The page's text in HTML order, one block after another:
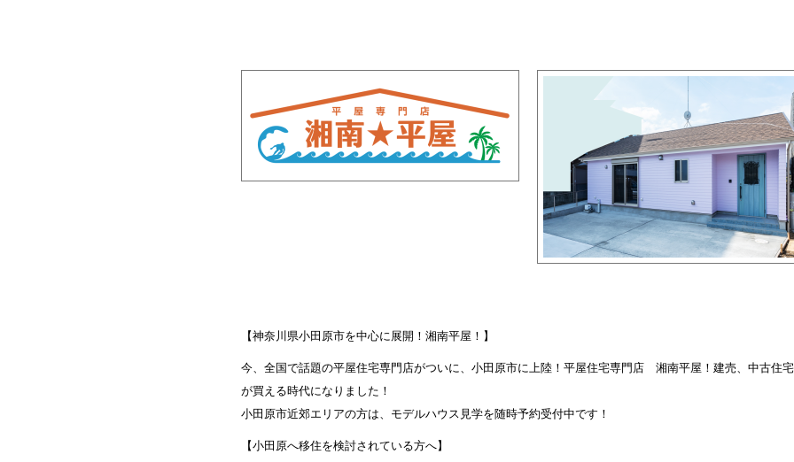
【神奈川県小田原市を中心に展開！湘南平屋！】
今、全国で話題の平屋住宅専門店がついに、小田原市に上陸！平屋住宅専門店 湘南平屋！建売、中古住
が買える時代になりました！
小田原市近郊エリアの方は、モデルハウス見学を随時予約受付中です！
【小田原へ移住を検討されている方へ】